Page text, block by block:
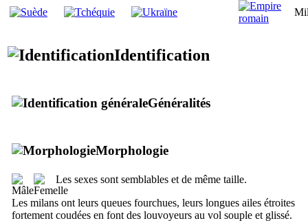
Identification
Généralités
Morphologie
Les sexes sont semblables et de même taille.
Les milans ont leurs queues fourchues, leurs longues ailes étroites
fortement coudées en font des louvoyeurs au vol souple et glissé.